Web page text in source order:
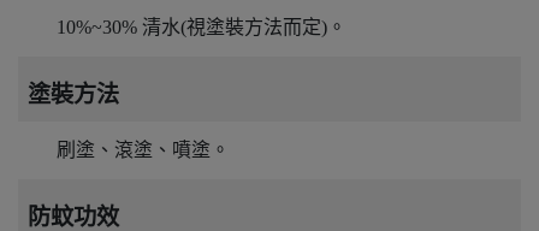
10%~30% 清水(視塗裝方法而定)。
塗裝方法
刷塗、滾塗、噴塗。
防蚊功效